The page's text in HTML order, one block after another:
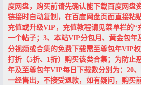
度网盘，购买前请先确认能下载百度网盘
链接时自动复制，在百度网盘页面直接粘
充值或升级VIP，充值教程请见菜单栏的
一个帖子；3、本站VIP分包月、黄金包年
分视频或合集的免费下载需至尊包年VIP
打折（5折、1折）购买该类合集；为防止
年及至尊包年VIP每日下载数分别为：20
一经售出，不接受退款，如有疑问，购买